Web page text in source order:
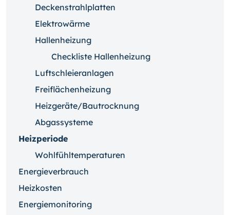
Deckenstrahlplatten
Elektrowärme
Hallenheizung
Checkliste Hallenheizung
Luftschleieranlagen
Freiflächenheizung
Heizgeräte/Bautrocknung
Abgassysteme
Heizperiode
Wohlfühltemperaturen
Energieverbrauch
Heizkosten
Energiemonitoring